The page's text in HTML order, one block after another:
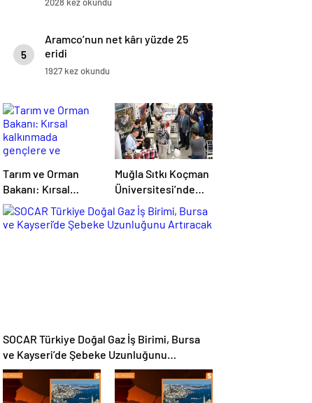
2028 kez okundu
5
Aramco’nun net kârı yüzde 25
eridi
1927 kez okundu
Tarım ve Orman
Bakanı: Kırsal
kalkınmada
gençlere ve
Muğla Sıtkı Koçman
Üniversitesi’nde
Turizm Sektörü ve
Öğrenciler Buluştu
SOCAR Türkiye Doğal Gaz İş Birimi, Bursa
ve Kayseri’de Şebeke Uzunluğunu
Artıracak